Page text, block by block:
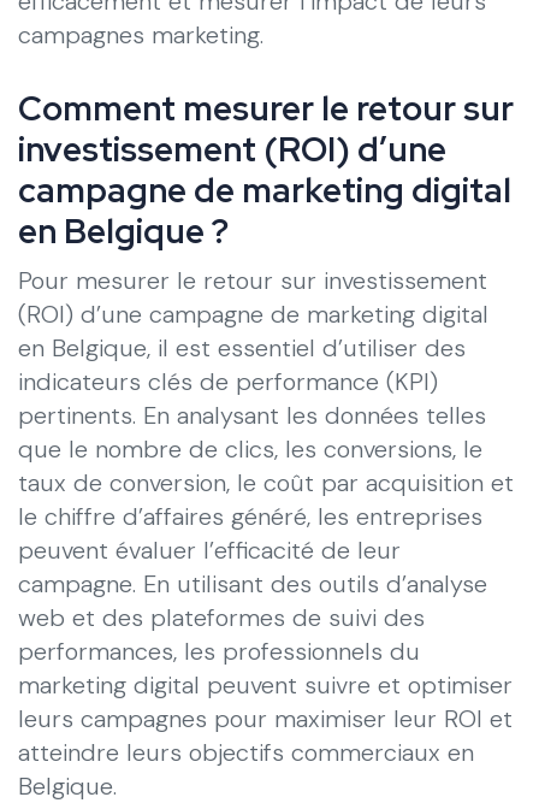
campagnes marketing.
Comment mesurer le retour sur
investissement (ROI) d’une
campagne de marketing digital
en Belgique ?
Pour mesurer le retour sur investissement
(ROI) d’une campagne de marketing digital
en Belgique, il est essentiel d’utiliser des
indicateurs clés de performance (KPI)
pertinents. En analysant les données telles
que le nombre de clics, les conversions, le
taux de conversion, le coût par acquisition et
le chiffre d’affaires généré, les entreprises
peuvent évaluer l’efficacité de leur
campagne. En utilisant des outils d’analyse
web et des plateformes de suivi des
performances, les professionnels du
marketing digital peuvent suivre et optimiser
leurs campagnes pour maximiser leur ROI et
atteindre leurs objectifs commerciaux en
Belgique.